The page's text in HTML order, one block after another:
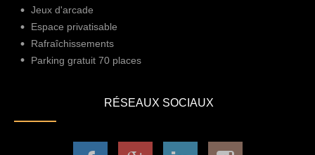
Jeux d'arcade
Espace privatisable
Rafraîchissements
Parking gratuit 70 places
RÉSEAUX SOCIAUX